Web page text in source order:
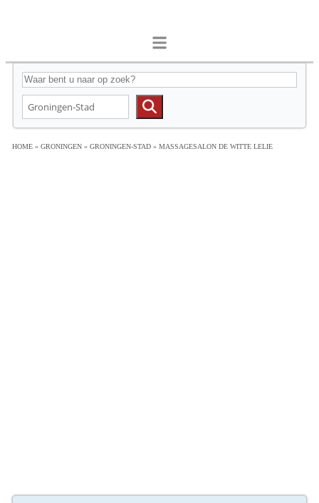
HOME » GRONINGEN » GRONINGEN-STAD » MASSAGESALON DE WITTE LELIE